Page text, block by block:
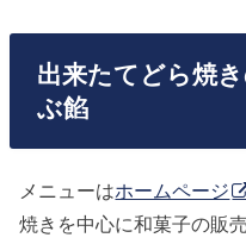
出来たてどら焼
ぶ餡
メニューはホームページ
焼きを中心に和菓子の販